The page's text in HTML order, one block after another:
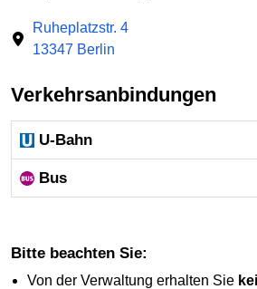
Ruheplatzstr. 4
13347 Berlin
Verkehrsanbindungen
U-Bahn
Bus
Bitte beachten Sie:
Von der Verwaltung erhalten Sie